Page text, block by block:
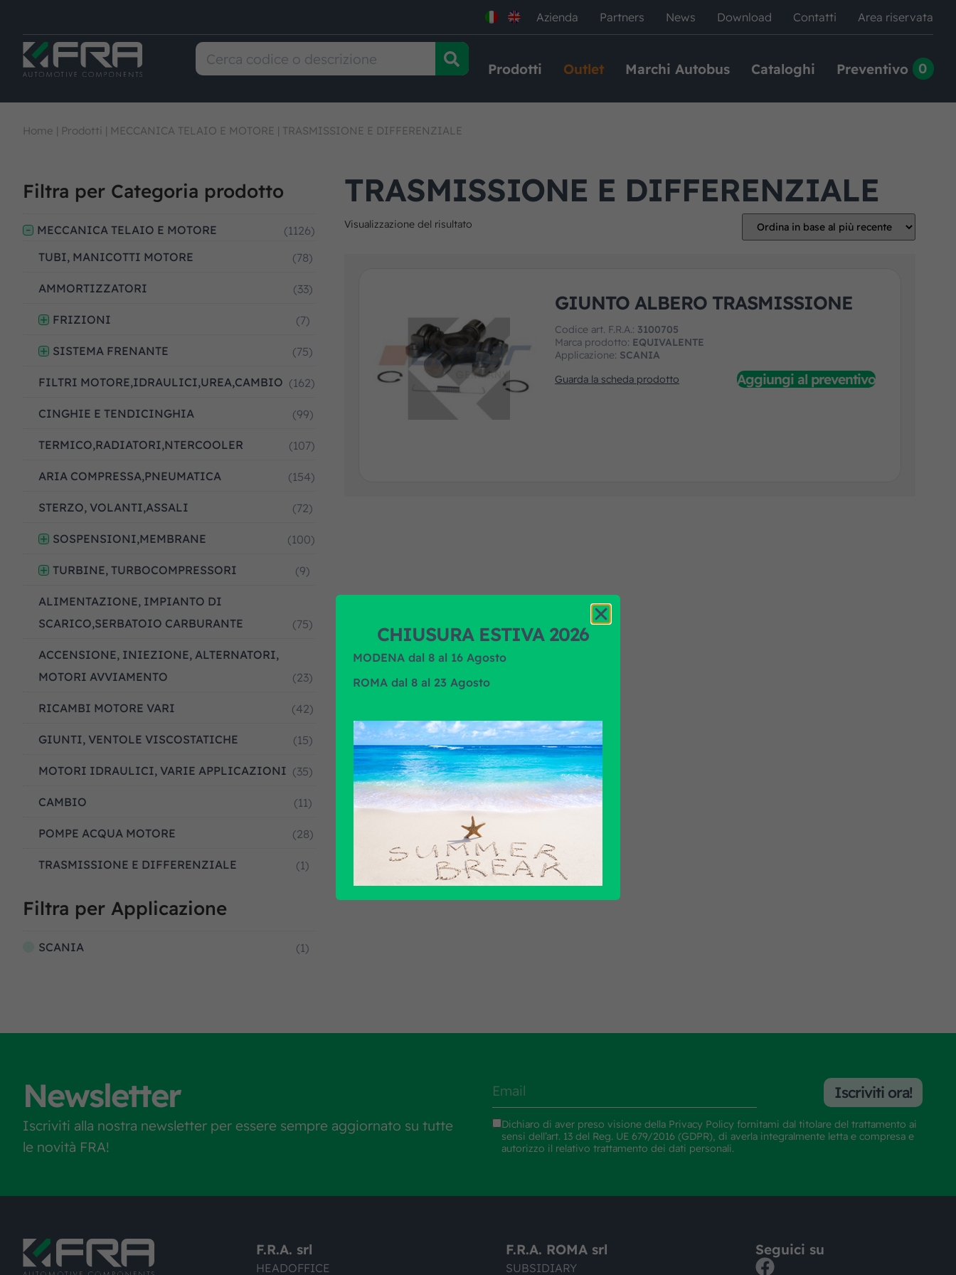
Azienda Partners News Download Contatti Area riservata
Prodotti Outlet Marchi Autobus Cataloghi Preventivo 0
Home | Prodotti | MECCANICA TELAIO E MOTORE | TRASMISSIONE E DIFFERENZIALE
Filtra per Categoria prodotto
MECCANICA TELAIO E MOTORE
(1126)
TUBI, MANICOTTI MOTORE
(78)
AMMORTIZZATORI (33)
FRIZIONI (7)
SISTEMA FRENANTE (75)
FILTRI MOTORE,IDRAULICI,UREA,CAMBIO (162)
CINGHIE E TENDICINGHIA (99)
TERMICO,RADIATORI,NTERCOOLER (107)
ARIA COMPRESSA,PNEUMATICA (154)
STERZO, VOLANTI,ASSALI (72)
SOSPENSIONI,MEMBRANE (100)
TURBINE, TURBOCOMPRESSORI (9)
ALIMENTAZIONE, IMPIANTO DI
SCARICO,SERBATOIO CARBURANTE
(75)
ACCENSIONE, INIEZIONE, ALTERNATORI,
MOTORI AVVIAMENTO
(23)
RICAMBI MOTORE VARI (42)
GIUNTI, VENTOLE VISCOSTATICHE (15)
MOTORI IDRAULICI, VARIE APPLICAZIONI (35)
CAMBIO (11)
POMPE ACQUA MOTORE (28)
TRASMISSIONE E DIFFERENZIALE (1)
Filtra per Applicazione
SCANIA (1)
TRASMISSIONE E DIFFERENZIALE
Visualizzazione del risultato
GIUNTO ALBERO TRASMISSIONE
Codice art. F.R.A.: 3100705
Marca prodotto: EQUIVALENTE
Applicazione: SCANIA
Guarda la scheda prodotto
Aggiungi al preventivo
Newsletter
Iscriviti alla nostra newsletter per essere sempre aggiornato su tutte
le novità FRA!
Dichiaro di aver preso visione della Privacy Policy fornitami dal titolare del trattamento ai
sensi dell’art. 13 del Reg. UE 679/2016 (GDPR), di averla integralmente letta e compresa e
autorizzo il relativo trattamento dei dati personali.
Iscriviti ora!
F.R.A. srl
HEADOFFICE
F.R.A. ROMA srl
SUBSIDIARY
Seguici su
CHIUSURA ESTIVA 2026
MODENA dal 8 al 16 Agosto
ROMA dal 8 al 23 Agosto